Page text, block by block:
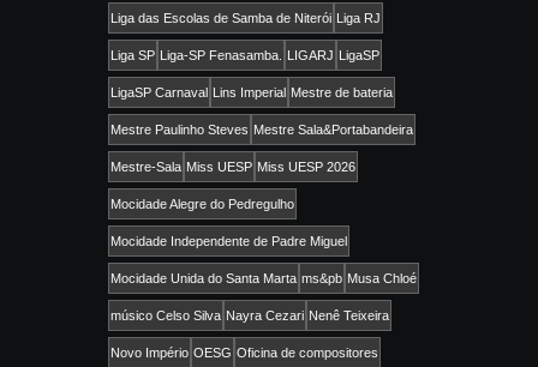
Liga das Escolas de Samba de Niterói Liga RJ
Liga SP Liga-SP Fenasamba. LIGARJ LigaSP
LigaSP Carnaval Lins Imperial Mestre de bateria
Mestre Paulinho Steves Mestre Sala&Portabandeira
Mestre-Sala Miss UESP Miss UESP 2026
Mocidade Alegre do Pedregulho
Mocidade Independente de Padre Miguel
Mocidade Unida do Santa Marta ms&pb Musa Chloé
músico Celso Silva Nayra Cezari Nenê Teixeira
Novo Império OESG Oficina de compositores